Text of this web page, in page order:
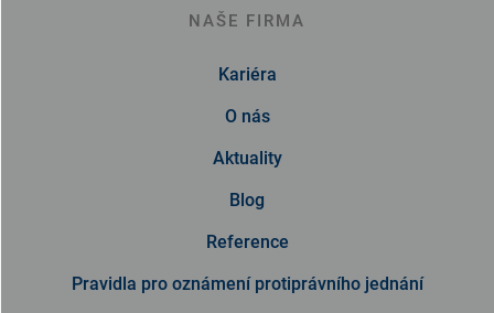
NAŠE FIRMA
Kariéra
O nás
Aktuality
Blog
Reference
Pravidla pro oznámení protiprávního jednání